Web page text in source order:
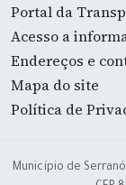
Portal da
Acesso a
Endereços e
Mapa do site
Política de
Município de